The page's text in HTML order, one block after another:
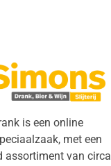
is een online
met een
assortiment van circa